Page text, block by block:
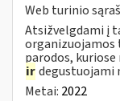
Web turinio
Atsižvelgdami į
parodos,
irdegustuojami
Metai: 2022